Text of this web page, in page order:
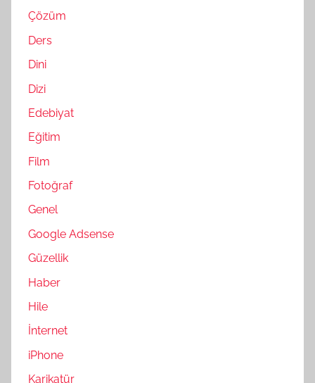
Çözüm
Ders
Dini
Dizi
Edebiyat
Eğitim
Film
Fotoğraf
Genel
Google Adsense
Güzellik
Haber
Hile
İnternet
iPhone
Karikatür